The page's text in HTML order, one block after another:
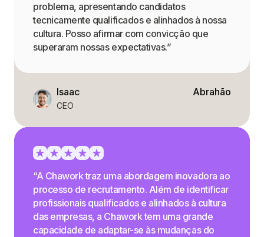
problema, apresentando candidatos
tecnicamente qualificados e alinhados à nossa
cultura. Posso afirmar com convicção que
superaram nossas expectativas.”
Isaac
CEO
Abrahão
“A Chawork traz uma abordagem inovadora ao
processo de recrutamento. Além de identificar
profissionais qualificados e alinhados à cultura
das empresas, a Chawork tem uma grande
capacidade de adaptar-se às mudanças do